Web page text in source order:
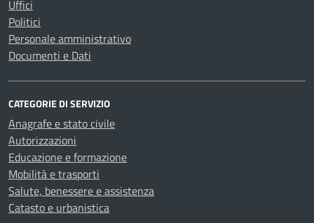
Uffici
Politici
Personale amministrativo
Documenti e Dati
CATEGORIE DI SERVIZIO
Anagrafe e stato civile
Autorizzazioni
Educazione e formazione
Mobilità e trasporti
Salute, benessere e assistenza
Catasto e urbanistica